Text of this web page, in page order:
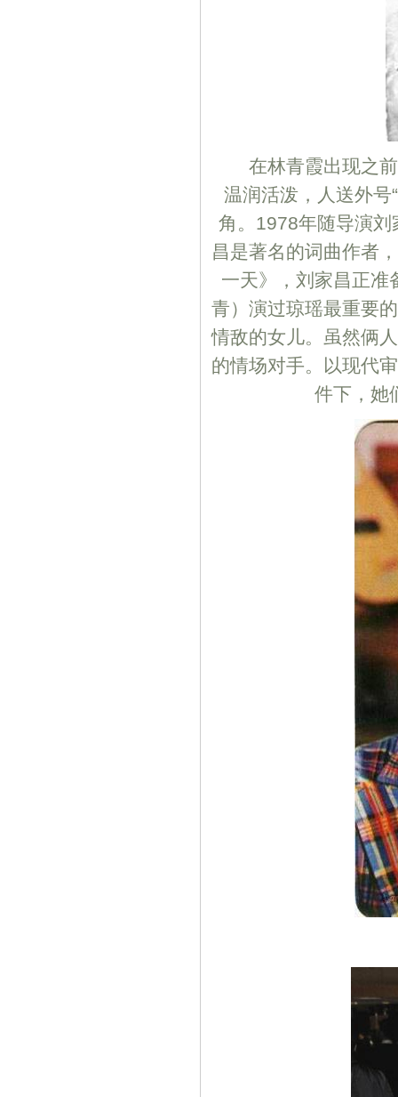
在林青霞出现之前
温润活泼，人送外号
角。1978年随导演
昌是著名的词曲作者
一天》，刘家昌正准
青）演过琼瑶最重要
情敌的女儿。虽然俩
的情场对手。以现代
件下，她